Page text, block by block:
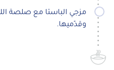
مزجي الباستا مع صلصة
وقدّميها.